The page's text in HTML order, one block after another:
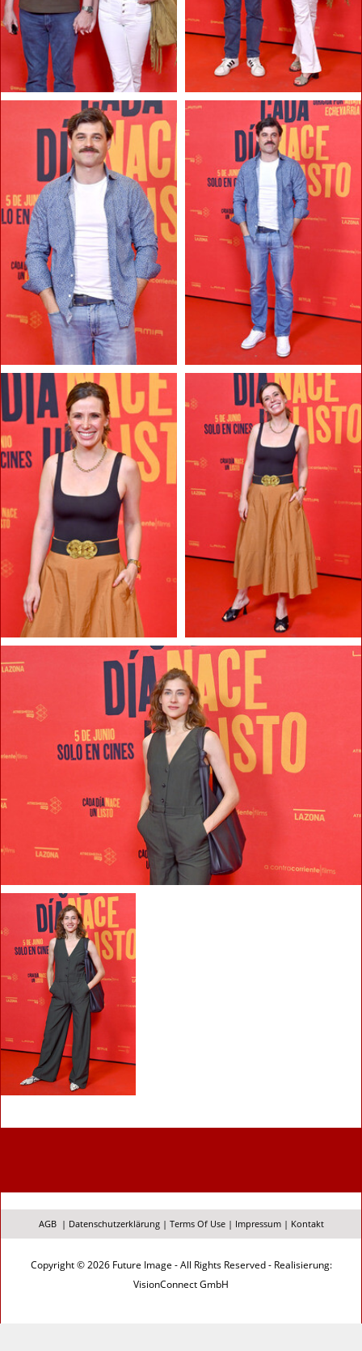
AGB | Datenschutzerklärung| Terms Of Use| Impressum| Kontakt
Copyright © 2026 Future Image - All Rights Reserved - Realisierung:
VisionConnect GmbH